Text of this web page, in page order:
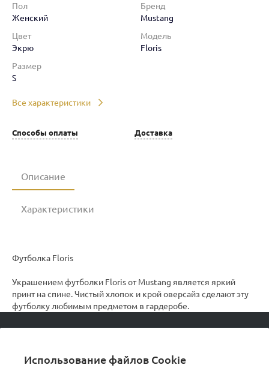
Использование файлов Cookie
Пол
Женский
Бренд
Mustang
Цвет
Экрю
Модель
Floris
Размер
S
Все характеристики
Способы оплаты Доставка
Описание
Характеристики
Футболка Floris
Украшением футболки Floris от Mustang является яркий
принт на спине. Чистый хлопок и крой оверсайз сделают эту
футболку любимым предметом в гардеробе.